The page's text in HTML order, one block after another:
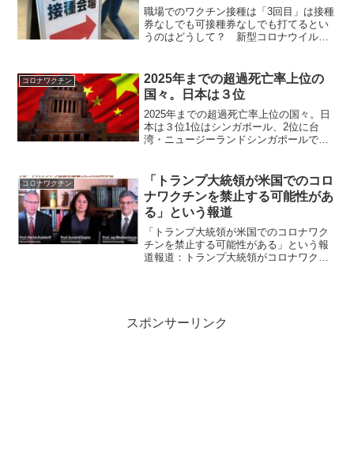
職場でのワクチン接種は「3回目」は接種
券なしでも可接種券なしでも打てるとい
うのはどうして？ 新型コロナウイルス
は接種券がなくても運用上、接種できる
ことを自治体向けの...
コロナワクチン
2025年までの超過死亡率上位の
国々。日本は３位
2025年までの超過死亡率上位の国々。日
本は３位1位はシンガポール、2位に台
湾・ニュージーランドシンガポールで
降、10％以上の超過死亡率を示している
国auss...
コロナワクチン
「トランプ大統領が米国でのコロ
ナワクチンを禁止する可能性があ
る」という報道
「トランプ大統領が米国でのコロナワク
チンを禁止する可能性がある」という報
道報道：トランプ大統領がコロナワクチ
スポンサーリンク